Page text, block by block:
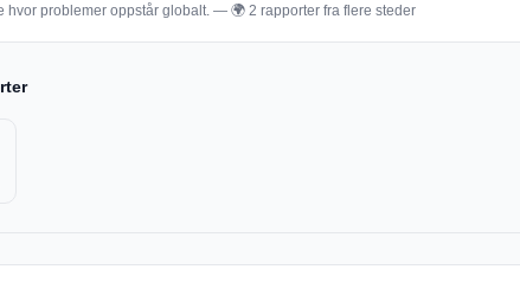
hvor problemer oppstår globalt. — 🌍 2 rapporter fra flere steder